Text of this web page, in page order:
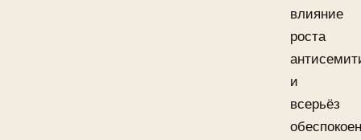
влияние
роста
и
всерьёз